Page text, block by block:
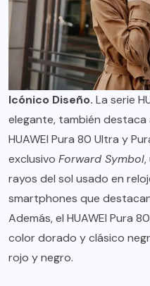
Icónico Diseño. La serie
elegante, también destaca
HUAWEI Pura 80 Ultra y
exclusivo Forward Symbol,
rayos del sol usado en
smartphones que
Además, el HUAWEI Pura
color dorado y clásico
rojo y negro.